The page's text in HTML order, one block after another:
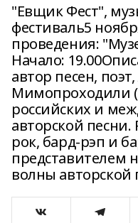
"Евщик Фест",
фестиваль5
проведения:
Начало:
автор песен,
Мимопроходили
российских и
авторской песни.
рок, бард-рэп и
представителем
волны авторской